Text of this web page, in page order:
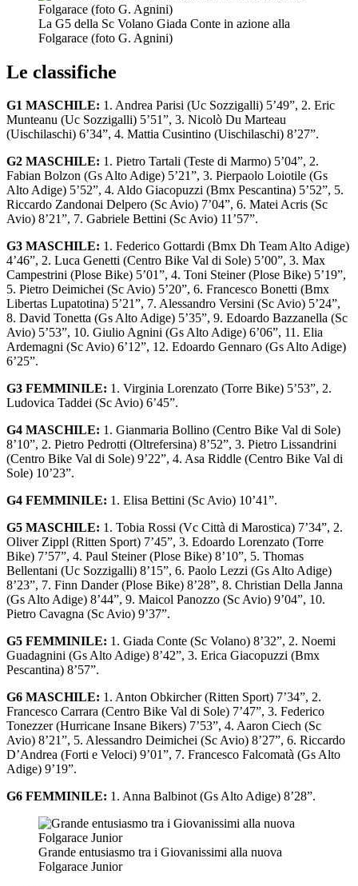
La G5 della Sc Volano Giada Conte in azione alla
Folgarace (foto G. Agnini)
Le classifiche
G1 MASCHILE: 1. Andrea Parisi (Uc Sozzigalli) 5’49”, 2. Eric
Munteanu (Uc Sozzigalli) 5’51”, 3. Nicolò Du Marteau
(Uischilaschi) 6’34”, 4. Mattia Cusintino (Uischilaschi) 8’27”.
G2 MASCHILE: 1. Pietro Tartali (Teste di Marmo) 5’04”, 2.
Fabian Bolzon (Gs Alto Adige) 5’21”, 3. Pierpaolo Loiotile (Gs
Alto Adige) 5’52”, 4. Aldo Giacopuzzi (Bmx Pescantina) 5’52”, 5.
Riccardo Zandonai Delpero (Sc Avio) 7’04”, 6. Matei Acris (Sc
Avio) 8’21”, 7. Gabriele Bettini (Sc Avio) 11’57”.
G3 MASCHILE: 1. Federico Gottardi (Bmx Dh Team Alto Adige)
4’46”, 2. Luca Genetti (Centro Bike Val di Sole) 5’00”, 3. Max
Campestrini (Plose Bike) 5’01”, 4. Toni Steiner (Plose Bike) 5’19”,
5. Pietro Deimichei (Sc Avio) 5’20”, 6. Francesco Bonetti (Bmx
Libertas Lupatotina) 5’21”, 7. Alessandro Versini (Sc Avio) 5’24”,
8. David Tonetta (Gs Alto Adige) 5’35”, 9. Edoardo Bazzanella (Sc
Avio) 5’53”, 10. Giulio Agnini (Gs Alto Adige) 6’06”, 11. Elia
Ardemagni (Sc Avio) 6’12”, 12. Edoardo Gennaro (Gs Alto Adige)
6’25”.
G3 FEMMINILE: 1. Virginia Lorenzato (Torre Bike) 5’53”, 2.
Ludovica Taddei (Sc Avio) 6’45”.
G4 MASCHILE: 1. Gianmaria Bollino (Centro Bike Val di Sole)
8’10”, 2. Pietro Pedrotti (Oltrefersina) 8’52”, 3. Pietro Lissandrini
(Centro Bike Val di Sole) 9’22”, 4. Asa Riddle (Centro Bike Val di
Sole) 10’23”.
G4 FEMMINILE: 1. Elisa Bettini (Sc Avio) 10’41”.
G5 MASCHILE: 1. Tobia Rossi (Vc Città di Marostica) 7’34”, 2.
Oliver Zippl (Ritten Sport) 7’45”, 3. Edoardo Lorenzato (Torre
Bike) 7’57”, 4. Paul Steiner (Plose Bike) 8’10”, 5. Thomas
Bellentani (Uc Sozzigalli) 8’15”, 6. Paolo Lezzi (Gs Alto Adige)
8’23”, 7. Finn Dander (Plose Bike) 8’28”, 8. Christian Della Janna
(Gs Alto Adige) 8’44”, 9. Maicol Panozzo (Sc Avio) 9’04”, 10.
Pietro Cavagna (Sc Avio) 9’37”.
G5 FEMMINILE: 1. Giada Conte (Sc Volano) 8’32”, 2. Noemi
Guadagnini (Gs Alto Adige) 8’42”, 3. Erica Giacopuzzi (Bmx
Pescantina) 8’57”.
G6 MASCHILE: 1. Anton Obkircher (Ritten Sport) 7’34”, 2.
Francesco Carrara (Centro Bike Val di Sole) 7’47”, 3. Federico
Tonezzer (Hurricane Insane Bikers) 7’53”, 4. Aaron Ciech (Sc
Avio) 8’21”, 5. Alessandro Deimichei (Sc Avio) 8’27”, 6. Riccardo
D’Andrea (Forti e Veloci) 9’01”, 7. Francesco Falcomatà (Gs Alto
Adige) 9’19”.
G6 FEMMINILE: 1. Anna Balbinot (Gs Alto Adige) 8’28”.
Grande entusiasmo tra i Giovanissimi alla nuova
Folgarace Junior